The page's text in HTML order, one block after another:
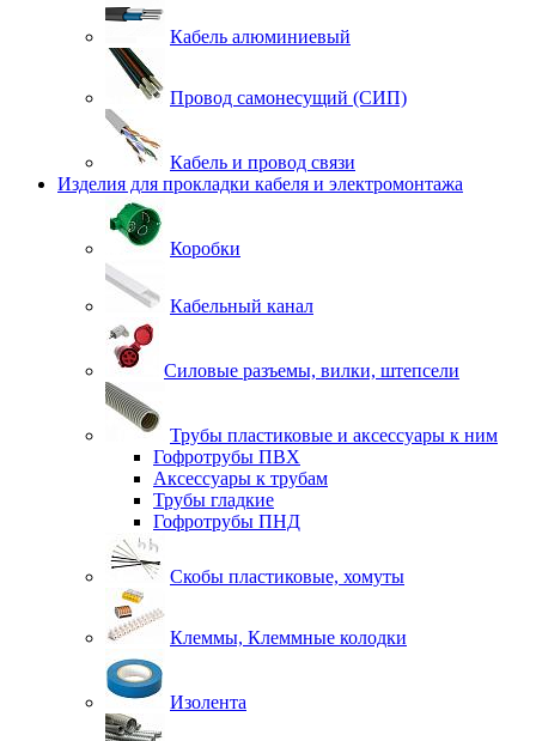
Кабель алюминиевый
Провод самонесущий (СИП)
Кабель и провод связи
Изделия для прокладки кабеля и электромонтажа
Коробки
Кабельный канал
Силовые разъемы, вилки, штепсели
Трубы пластиковые и аксессуары к ним
Гофротрубы ПВХ
Аксессуары к трубам
Трубы гладкие
Гофротрубы ПНД
Скобы пластиковые, хомуты
Клеммы, Клеммные колодки
Изолента